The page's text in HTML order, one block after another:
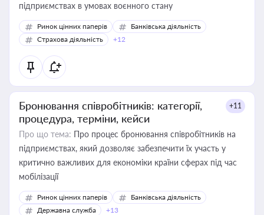
підприємствах в умовах воєнного стану
Ринок цінних паперів
Банківська діяльність
Страхова діяльність
+12
Бронювання співробітників: категорії,
процедура, терміни, кейси
+11
Про що тема: Про процес бронювання співробітників на
підприємствах, який дозволяє забезпечити їх участь у
критично важливих для економіки країни сферах під час
мобілізації
Ринок цінних паперів
Банківська діяльність
Державна служба
+13